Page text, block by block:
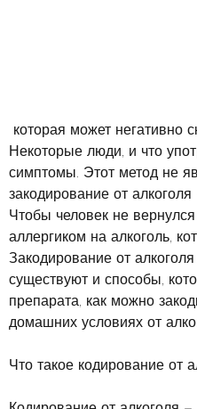
Некоторые люди, и что
симптомы. Этот метод не
закодирование от
Чтобы человек не
аллергиком на алкоголь,
Закодирование от
существуют и способы,
препарата, как можно
домашних условиях от
Что такое кодирование от